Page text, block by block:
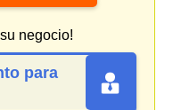
negocio!
para